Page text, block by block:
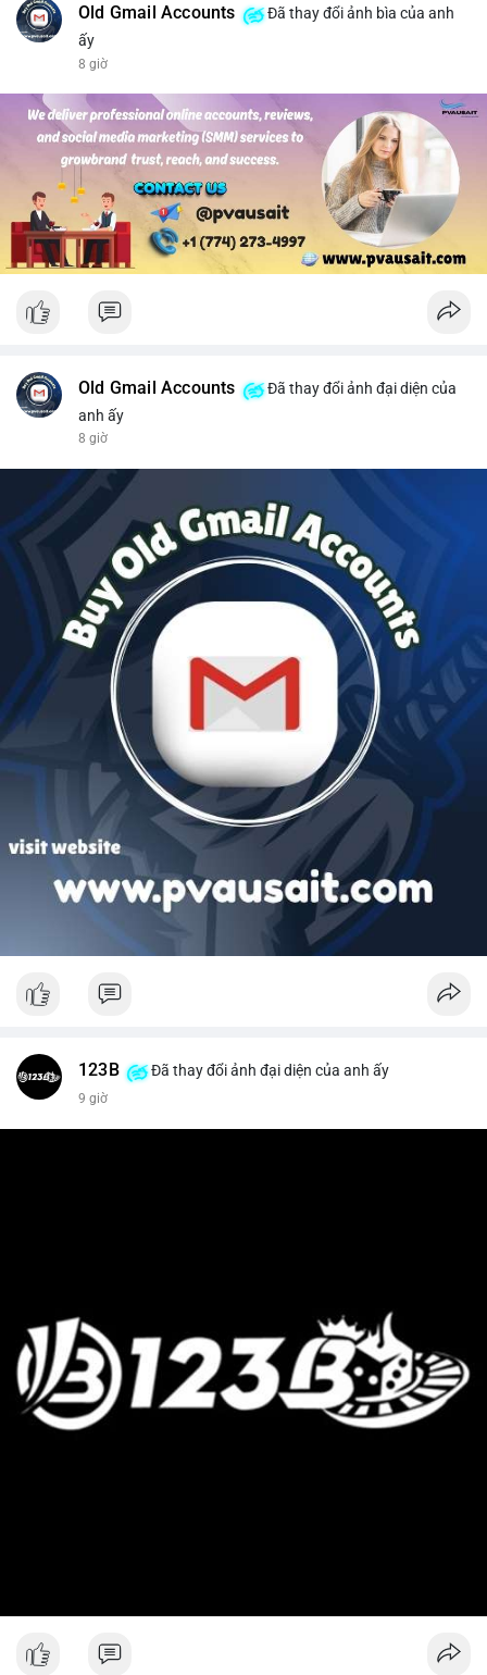
- Mục tiêu chốt lời: TP1: 77.50, TP2: 78.80
- Cắt lỗ: 74.90 (dưới vùng hỗ trợ gần nhất)
chốt 50% vị thế tại TP1 và dời stop loss về điểm hòa vốn.
#solusdt #longsol #vung76 #breakoutsol #lenhmuasol
Old Gmail Accounts
Đã thay đổi ảnh bìa của anh
ấy
8 giờ
Old Gmail Accounts
Đã thay đổi ảnh đại diện của
anh ấy
8 giờ
123B Đã thay đổi ảnh đại diện của anh ấy
9 giờ